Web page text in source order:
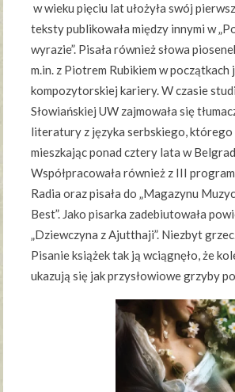
w wieku pięciu lat ułożyła swój
teksty publikowała między innymi w
wyrazie”. Pisała również słowa
m.in. z Piotrem Rubikiem w początkach
kompozytorskiej kariery. W czasie
Słowiańskiej UW zajmowała się
literatury z języka serbskiego, którego
mieszkając ponad cztery lata w
Współpracowała również z III
Radia oraz pisała do „Magazynu
Best”. Jako pisarka zadebiutowała
„Dziewczyna z Ajutthaji”. Niezbyt
Pisanie książek tak ją wciągnęło, że
ukazują się jak przysłowiowe grzyby